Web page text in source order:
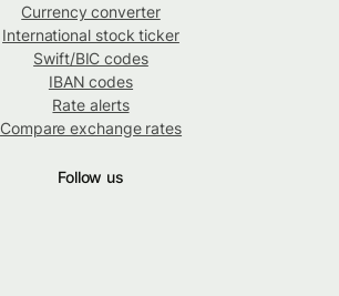
Currency converter
International stock ticker
Swift/BIC codes
IBAN codes
Rate alerts
Compare exchange rates
Follow us